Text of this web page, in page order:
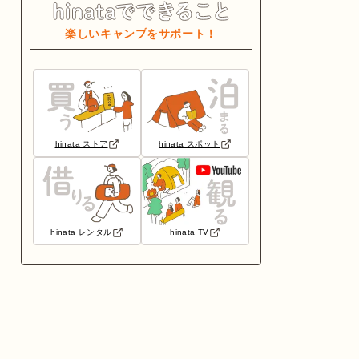
楽しいキャンプをサポート！
hinata ストア hinata スポット
hinata レンタル hinata TV